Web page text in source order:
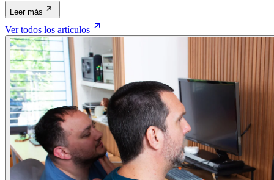
Leer más
Ver todos los artículos